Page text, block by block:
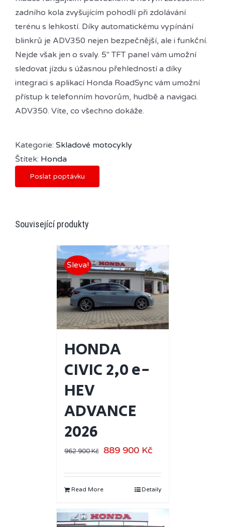
zadního kola zvyšujícím pohodlí při zdolávání
terénu s lehkostí. Díky automatickému vypínání
blinkrů je ADV350 nejen bezpečnější, ale i funkční.
Nejde však jen o svaly. 5″ TFT panel vám umožní
sledovat jízdu s úžasnou přehledností a díky
integraci s aplikací Honda RoadSync vám umožní
přístup k telefonním hovorům, hudbě a navigaci.
ADV350. Víte, co všechno dokáže.
Kategorie: Skladové motocykly
Štítek: Honda
Poslat poptávku
Související produkty
Sleva!
HONDA
CIVIC 2,0 e-
HEV
ADVANCE
2026
962 900Kč 889 900 Kč
Read More Detaily